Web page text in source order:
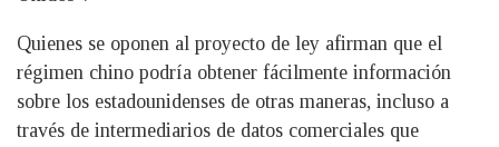
Quienes se oponen al proyecto de ley afirman que el
régimen chino podría obtener fácilmente información
sobre los estadounidenses de otras maneras, incluso a
través de intermediarios de datos comerciales que